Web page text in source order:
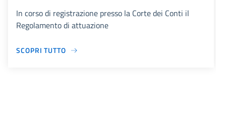
In corso di registrazione presso la Corte dei Conti il
Regolamento di attuazione
SCOPRI TUTTO